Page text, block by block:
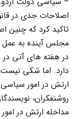
اصلاحات جدی در
تاکید کرد که چنین
مجلس آینده به عمل
در هفته های آتی در
دارد. اما شکی
روشنفکران،
مداخله ارتش در